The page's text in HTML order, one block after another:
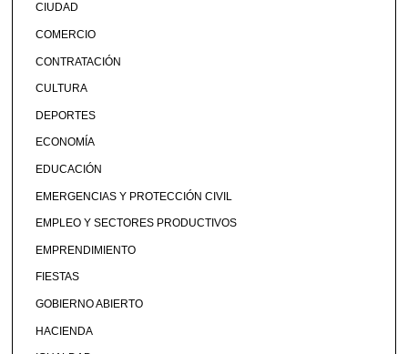
CIUDAD
COMERCIO
CONTRATACIÓN
CULTURA
DEPORTES
ECONOMÍA
EDUCACIÓN
EMERGENCIAS Y PROTECCIÓN CIVIL
EMPLEO Y SECTORES PRODUCTIVOS
EMPRENDIMIENTO
FIESTAS
GOBIERNO ABIERTO
HACIENDA